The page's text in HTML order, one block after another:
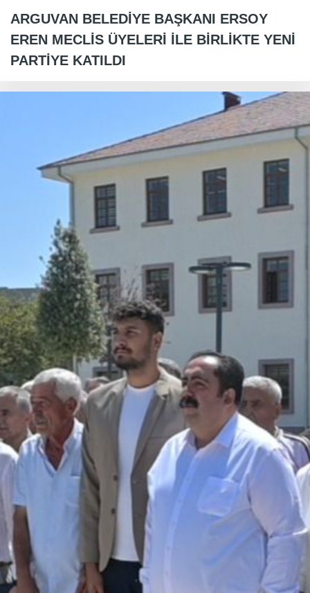
ARGUVAN BELEDİYE BAŞKANI ERSOY
EREN MECLİS ÜYELERİ İLE BİRLİKTE YENİ
PARTİYE KATILDI